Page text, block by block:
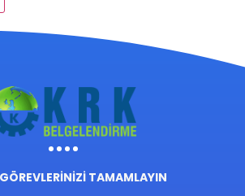
TAMAMLAYIN